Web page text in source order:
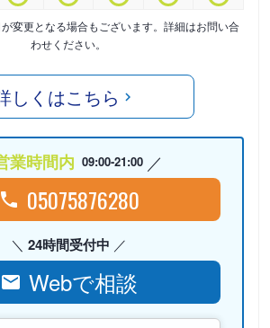
変更となる場合もございます。詳細はお問い合
わせください。
しくはこちら
業時間内 09:00-21:00
05075876280
24時間受付中
Webで相談